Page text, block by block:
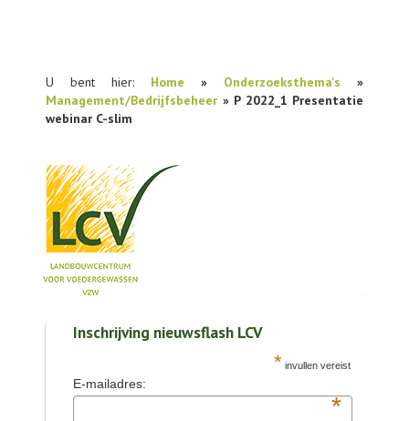
U bent hier: Home » Onderzoeksthema's »
Management/Bedrijfsbeheer » P 2022_1 Presentatie
webinar C-slim
PUBLICATIES
Inschrijving nieuwsflash LCV
* invullen vereist
E-mailadres:
*